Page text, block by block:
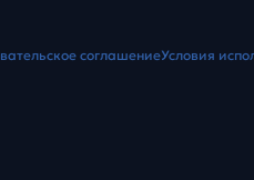
соглашениеУсловия